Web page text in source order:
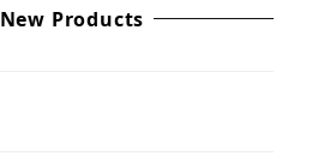
New Products